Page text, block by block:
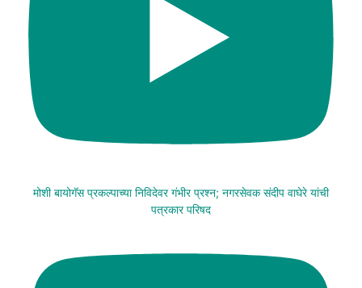
मोशी बायोगॅस प्रकल्पाच्या निविदेवर गंभीर प्रश्न; नगरसेवक संदीप वाघेरे यांची
पत्रकार परिषद